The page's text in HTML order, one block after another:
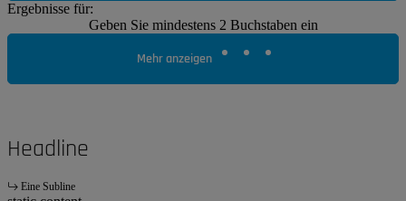
Ergebnisse für:
Geben Sie mindestens 2 Buchstaben ein
Mehr anzeigen
Headline
Eine Subline